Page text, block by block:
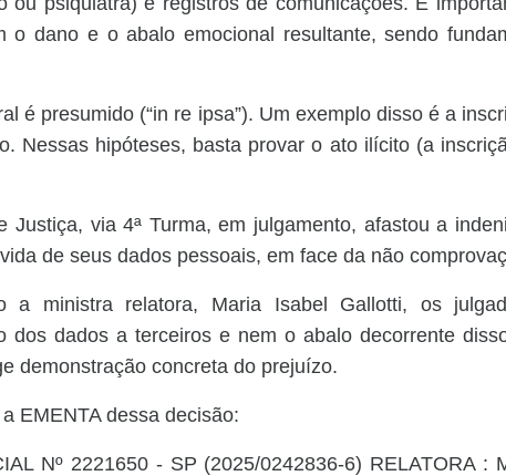
o dano e o abalo emocional resultante, sendo
é presumido (“in re ipsa”). Um exemplo disso é a
Nessas hipóteses, basta provar o ato ilícito (a
Justiça, via 4ª Turma, em julgamento, afastou a
de seus dados pessoais, em face da não
a ministra relatora, Maria Isabel Gallotti, os
dos dados a terceiros e nem o abalo decorrente
demonstração concreta do prejuízo.
EMENTA dessa decisão:
Nº 2221650 - SP (2025/0242836-6) RELATORA :